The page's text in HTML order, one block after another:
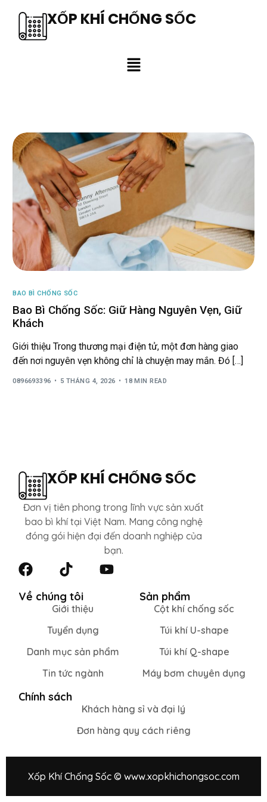
XỐP KHÍ CHỐNG SỐC
BAO BÌ CHỐNG SỐC
Bao Bì Chống Sốc: Giữ Hàng Nguyên Vẹn, Giữ
Khách
Giới thiệu Trong thương mại điện tử, một đơn hàng giao
đến nơi nguyên vẹn không chỉ là chuyện may mắn. Đó […]
0896693396 5 THÁNG 4, 2026 18 MIN READ
XỐP KHÍ CHỐNG SỐC
Đơn vị tiên phong trong lĩnh vực sản xuất
bao bì khí tại Việt Nam. Mang công nghệ
đóng gói hiện đại đến doanh nghiệp của
bạn.
Về chúng tôi
Giới thiệu
Tuyển dụng
Danh mục sản phẩm
Tin tức ngành
Sản phẩm
Cột khí chống sốc
Túi khí U-shape
Túi khí Q-shape
Máy bơm chuyên dụng
Chính sách
Khách hàng sỉ và đại lý
Đơn hàng quy cách riêng
Xốp Khí Chống Sốc © www.xopkhichongsoc.com